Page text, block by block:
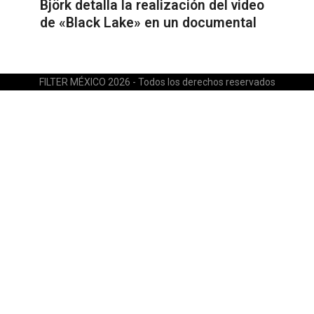
Björk detalla la realización del video
de «Black Lake» en un documental
FILTER MÉXICO 2026 - Todos los derechos reservados